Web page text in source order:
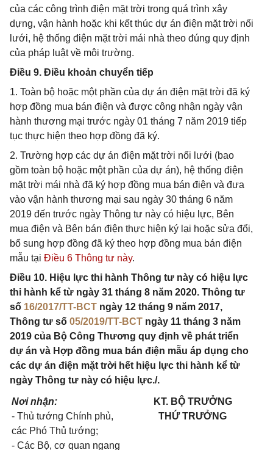
của các công trình điện mặt trời trong quá trình xây
dựng, vận hành hoặc khi kết thúc dự án điện mặt trời nối
lưới, hệ thống điện mặt trời mái nhà theo đúng quy định
của pháp luật về môi trường.
Điều 9. Điều khoản chuyển tiếp
1. Toàn bộ hoặc một phần của dự án điện mặt trời đã ký
hợp đồng mua bán điện và được công nhận ngày vận
hành thương mại trước ngày 01 tháng 7 năm 2019 tiếp
tục thực hiện theo hợp đồng đã ký.
2. Trường hợp các dự án điện mặt trời nối lưới (bao
gồm toàn bộ hoặc một phần của dự án), hệ thống điện
mặt trời mái nhà đã ký hợp đồng mua bán điện và đưa
vào vận hành thương mại sau ngày 30 tháng 6 năm
2019 đến trước ngày Thông tư này có hiệu lực, Bên
mua điện và Bên bán điện thực hiện ký lại hoặc sửa đổi,
bổ sung hợp đồng đã ký theo hợp đồng mua bán điện
mẫu tại Điều 6 Thông tư này.
Điều 10. Hiệu lực thi hành Thông tư này có hiệu lực
thi hành kể từ ngày 31 tháng 8 năm 2020. Thông tư
số 16/2017/TT-BCT ngày 12 tháng 9 năm 2017,
Thông tư số 05/2019/TT-BCT ngày 11 tháng 3 năm
2019 của Bộ Công Thương quy định về phát triển
dự án và Hợp đồng mua bán điện mẫu áp dụng cho
các dự án điện mặt trời hết hiệu lực thi hành kể từ
ngày Thông tư này có hiệu lực./.
Nơi nhận:
- Thủ tướng Chính phủ,
các Phó Thủ tướng;
- Các Bộ, cơ quan ngang
KT. BỘ TRƯỞNG
THỨ TRƯỞNG